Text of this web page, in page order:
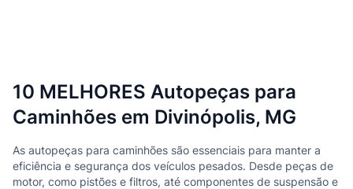
10 MELHORES Autopeças para
Caminhões em Divinópolis, MG
As autopeças para caminhões são essenciais para manter a
eficiência e segurança dos veículos pesados. Desde peças de
motor, como pistões e filtros, até componentes de suspensão e